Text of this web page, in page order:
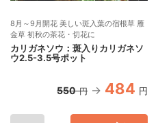
8月～9月開花 美しい斑入葉の宿根草 雁
金草 初秋の茶花・切花に
カリガネソウ：斑入りカリガネソ
ウ2.5-3.5号ポット
550 円 484 円